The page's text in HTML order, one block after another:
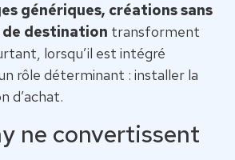
génériques, créations sans
de destination transforment
lorsqu’il est intégré
rôle déterminant : installer la
d’achat.
ne convertissent